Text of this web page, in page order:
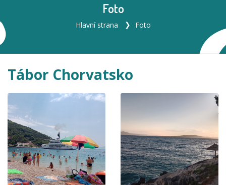
Foto
Hlavní strana Foto
Tábor Chorvatsko